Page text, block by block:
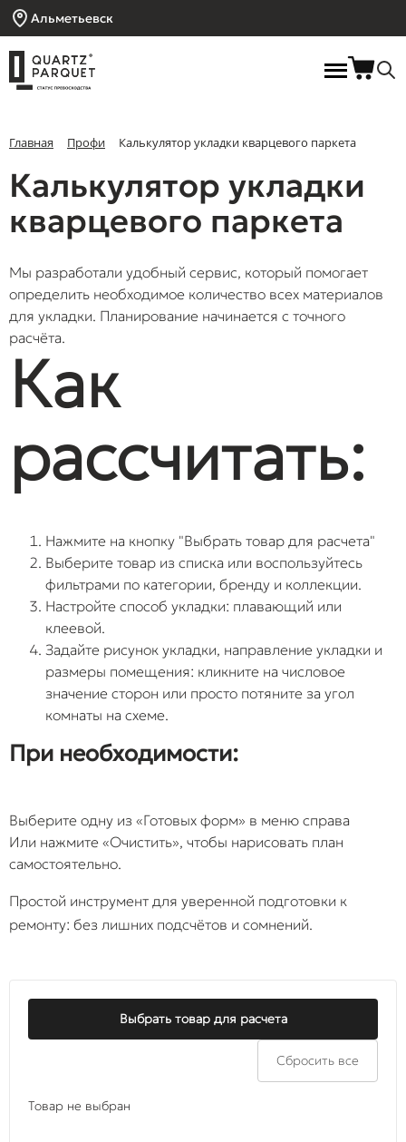
Альметьевск
Главная Профи Калькулятор укладки кварцевого паркета
Калькулятор укладки
кварцевого паркета
Мы разработали удобный сервис, который помогает
определить необходимое количество всех материалов
для укладки. Планирование начинается с точного
расчёта.
Как
рассчитать:
Нажмите на кнопку "Выбрать товар для расчета"
Выберите товар из списка или воспользуйтесь
фильтрами по категории, бренду и коллекции.
Настройте способ укладки: плавающий или
клеевой.
Задайте рисунок укладки, направление укладки и
размеры помещения: кликните на числовое
значение сторон или просто потяните за угол
комнаты на схеме.
При необходимости:
Выберите одну из «Готовых форм» в меню справа
Или нажмите «Очистить», чтобы нарисовать план
самостоятельно.
Простой инструмент для уверенной подготовки к
ремонту: без лишних подсчётов и сомнений.
Выбрать товар для расчета
Сбросить все
Товар не выбран